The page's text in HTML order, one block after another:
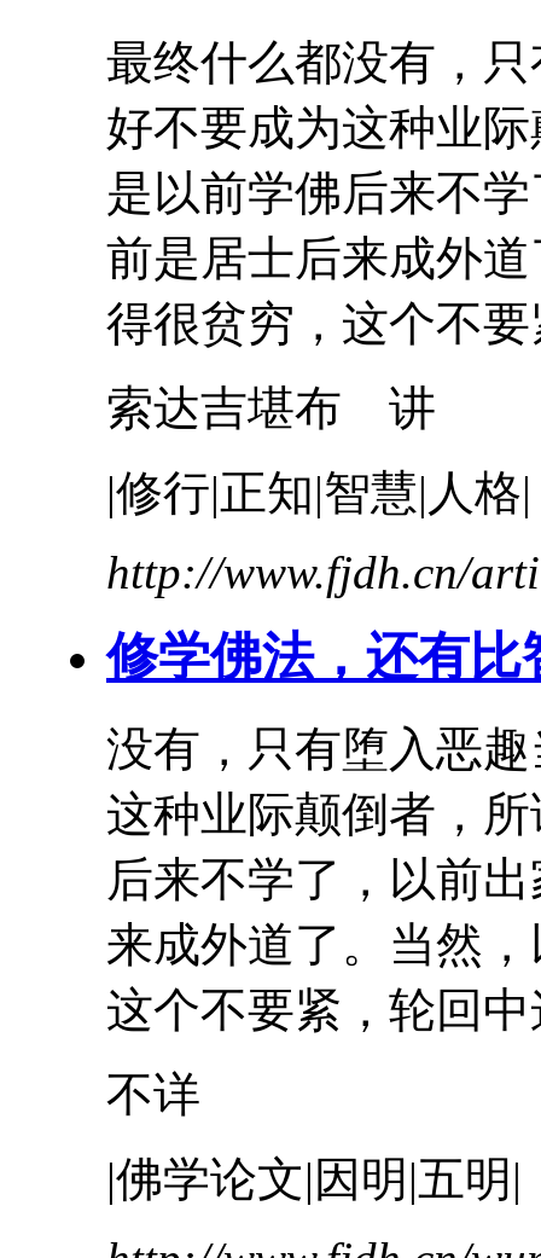
最终什么都没有，
好不要成为这种业际
是以前学佛后来不
前是居士后来成外
得很贫穷，这个不
索达吉堪布 讲
|修行|正知|智慧|人格|
http://www.fjdh.cn/
修学佛法，还有
没有，只有堕入恶
这种业际颠倒者，
后来不学了，以前
来成外道了。当然
这个不要紧，轮回
不详
|佛学论文|因明|五明|